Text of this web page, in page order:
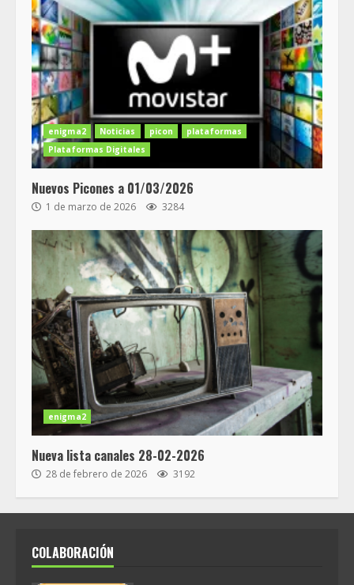
enigma2 Noticias picon
plataformas
Plataformas Digitales
Nuevos Picones a 01/03/2026
1 de marzo de 2026 3284
enigma2
Nueva lista canales 28-02-2026
28 de febrero de 2026 3192
COLABORACIÓN